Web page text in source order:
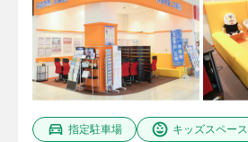
指定駐車場
キッズスペース